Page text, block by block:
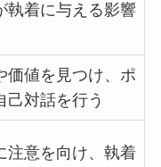
執着に与える影響
価値を見つけ、ポ
己対話を行う
注意を向け、執着